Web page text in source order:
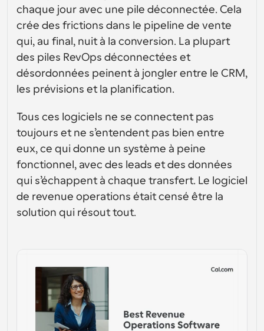
Pour les organisations
Planification pour les grandes équipes, avec plus de
Pour les entreprises
Solutions de planification de niveau entreprise
Par cas
Recrutement
Ventes
Ressources
humaines
Soutien
Santé
Documentation des développeurs
Documentation pour la plateforme Cal.com
API
Créez vos propres intégrations avec notre API publique
Composants de planification
Utilisez nos atomes React pour ajouter la planification à
votre application.
Créer un client OAuth
Intégrez Cal.com en utilisant OAuth
Ressources
Police : Cal Sans UI et texte
Notre propre police de caractères variable pour la
conception d’interfaces utilisateur
App Store
Événements Collectifs
Planifier des événements avec plusieurs participants
Documents d'aide
Besoin d'en savoir plus sur notre système ? Consultez la
documentation d'aide.
Hors du bureau
Planifiez des congés facilement
Paiements
Accepter les paiements pour les réservations
Tarification
chaque jour avec une pile déconnectée. Cela
crée des frictions dans le pipeline de vente
qui, au final, nuit à la conversion. La plupart
des piles RevOps déconnectées et
désordonnées peinent à jongler entre le CRM,
les prévisions et la planification.
Tous ces logiciels ne se connectent pas
toujours et ne s’entendent pas bien entre
eux, ce qui donne un système à peine
fonctionnel, avec des leads et des données
qui s’échappent à chaque transfert. Le logiciel
de revenue operations était censé être la
solution qui résout tout.